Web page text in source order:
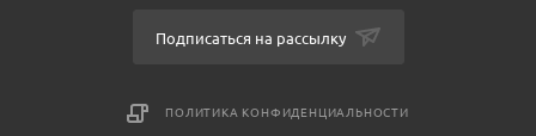
Подписаться на рассылку
ПОЛИТИКА КОНФИДЕНЦИАЛЬНОСТИ